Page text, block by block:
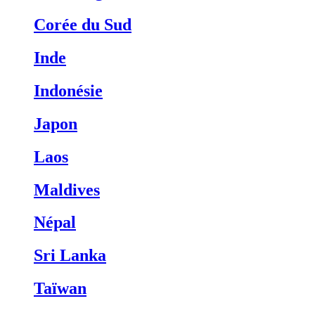
Corée du Sud
Inde
Indonésie
Japon
Laos
Maldives
Népal
Sri Lanka
Taïwan